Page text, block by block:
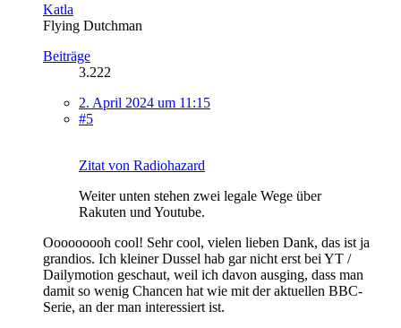
Katla
Flying Dutchman
Beiträge
3.222
2. April 2024 um 11:15
#5
Zitat von Radiohazard
Weiter unten stehen zwei legale Wege über
Rakuten und Youtube.
Ooooooooh cool! Sehr cool, vielen lieben Dank, das ist ja
grandios. Ich kleiner Dussel hab gar nicht erst bei YT /
Dailymotion geschaut, weil ich davon ausging, dass man
damit so wenig Chancen hat wie mit der aktuellen BBC-
Serie, an der man interessiert ist.